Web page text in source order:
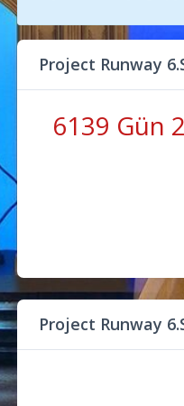
Project Runway
6139 Gün
Project Runway